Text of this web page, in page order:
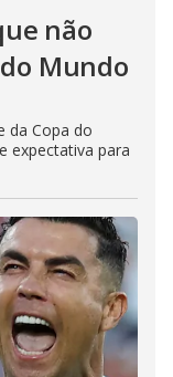
não
Mundo
da Copa do
expectativa para